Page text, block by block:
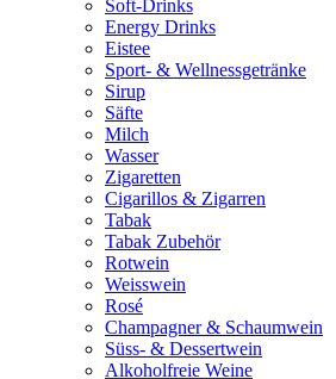
Soft-Drinks
Energy Drinks
Eistee
Sport- & Wellnessgetränke
Sirup
Säfte
Milch
Wasser
Zigaretten
Cigarillos & Zigarren
Tabak
Tabak Zubehör
Rotwein
Weisswein
Rosé
Champagner & Schaumwein
Süss- & Dessertwein
Alkoholfreie Weine